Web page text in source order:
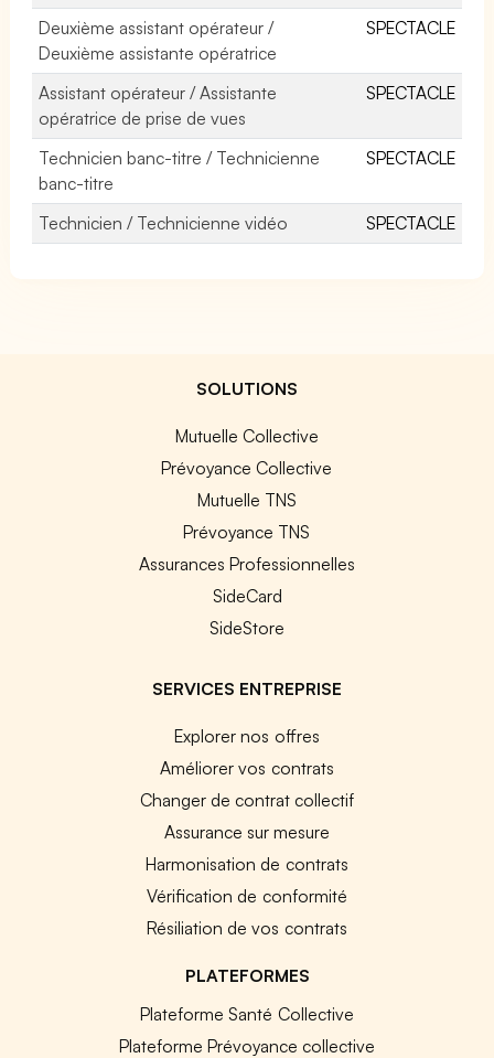
Deuxième assistant opérateur /
Deuxième assistante opératrice
SPECTACLE
Assistant opérateur / Assistante
opératrice de prise de vues
SPECTACLE
Technicien banc-titre / Technicienne
banc-titre
SPECTACLE
Technicien / Technicienne vidéo SPECTACLE
SOLUTIONS
Mutuelle Collective
Prévoyance Collective
Mutuelle TNS
Prévoyance TNS
Assurances Professionnelles
SideCard
SideStore
SERVICES ENTREPRISE
Explorer nos offres
Améliorer vos contrats
Changer de contrat collectif
Assurance sur mesure
Harmonisation de contrats
Vérification de conformité
Résiliation de vos contrats
PLATEFORMES
Plateforme Santé Collective
Plateforme Prévoyance collective